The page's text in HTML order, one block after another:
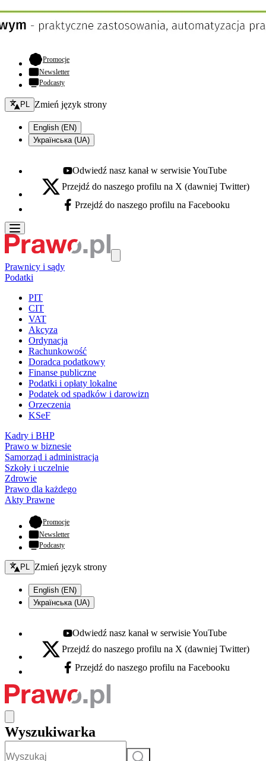
Promocje- otwiera się w nowej karcie
Newsletter
Podcasty
Zmień język - bieżący:
PL Zmień język strony
English (EN)
Українська (UA)
Youtube - otwiera się w nowej karcie
Odwiedź nasz kanał w serwisie YouTube
X - otwiera się w nowej karcie
Przejdź do naszego profilu na X (dawniej Twitter)
Facebook - otwiera się w nowej karcie
Przejdź do naszego profilu na Facebooku
Prawnicy i sądy
Podatki
PIT
CIT
VAT
Akcyza
Ordynacja
Rachunkowość
Doradca podatkowy
Finanse publiczne
Podatki i opłaty lokalne
Podatek od spadków i darowizn
Orzeczenia
KSeF
Kadry i BHP
Prawo w biznesie
Samorząd i administracja
Szkoły i uczelnie
Zdrowie
Prawo dla każdego
Akty Prawne
Promocje- otwiera się w nowej karcie
Newsletter
Podcasty
Zmień język - bieżący:
PL Zmień język strony
English (EN)
Українська (UA)
Youtube - otwiera się w nowej karcie
Odwiedź nasz kanał w serwisie YouTube
X - otwiera się w nowej karcie
Przejdź do naszego profilu na X (dawniej Twitter)
Facebook - otwiera się w nowej karcie
Przejdź do naszego profilu na Facebooku
Wyszukiwarka
Szukaj